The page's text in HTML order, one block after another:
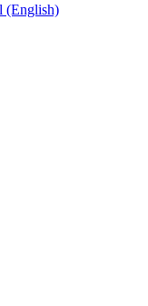
(English)